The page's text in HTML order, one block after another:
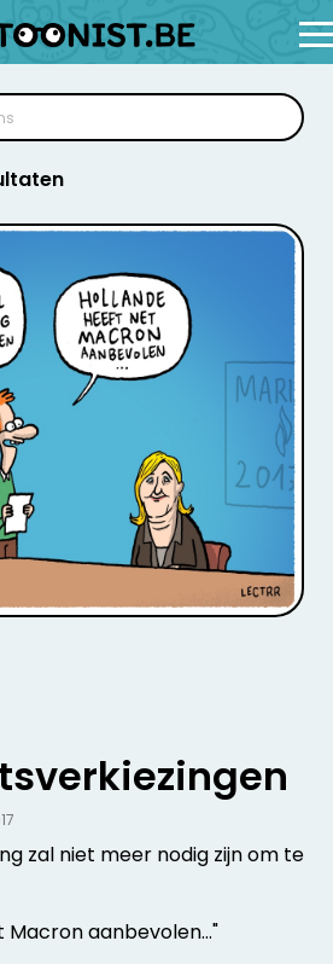
zal niet meer nodig zijn om te
aanbevolen..."